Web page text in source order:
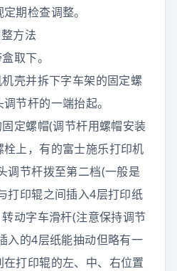
期检查调整。
方法
取下。
壳并拆下字车架的固定螺
节杆的一端抬起。
定螺帽(调节杆用螺帽安装
上，有的富士施乐打印机
调节杆拨至第二档(一般是
打印辊之间插入4层打印纸
动字车滑杆(注意保持调节
入的4层纸能抽动但略有一
打印辊的左、中、右位置